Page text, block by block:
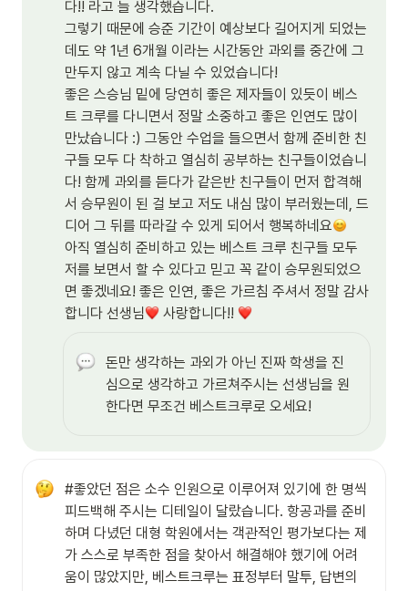
다!! 라고 늘 생각했습니다.
그렇기 때문에 승준 기간이 예상보다 길어지게 되었는
데도 약 1년 6개월 이라는 시간동안 과외를 중간에 그
만두지 않고 계속 다닐 수 있었습니다!
좋은 스승님 밑에 당연히 좋은 제자들이 있듯이 베스
트 크루를 다니면서 정말 소중하고 좋은 인연도 많이
만났습니다 :) 그동안 수업을 들으면서 함께 준비한 친
구들 모두 다 착하고 열심히 공부하는 친구들이었습니
다! 함께 과외를 듣다가 같은반 친구들이 먼저 합격해
서 승무원이 된 걸 보고 저도 내심 많이 부러웠는데, 드
디어 그 뒤를 따라갈 수 있게 되어서 행복하네요
아직 열심히 준비하고 있는 베스트 크루 친구들 모두
저를 보면서 할 수 있다고 믿고 꼭 같이 승무원되었으
면 좋겠네요! 좋은 인연, 좋은 가르침 주셔서 정말 감사
합니다 선생님
사랑합니다!!
돈만 생각하는 과외가 아닌 진짜 학생을 진
심으로 생각하고 가르쳐주시는 선생님을 원
한다면 무조건 베스트크루로 오세요!
#좋았던 점은 소수 인원으로 이루어져 있기에 한 명씩
피드백해 주시는 디테일이 달랐습니다. 항공과를 준비
하며 다녔던 대형 학원에서는 객관적인 평가보다는 제
가 스스로 부족한 점을 찾아서 해결해야 했기에 어려
움이 많았지만, 베스트크루는 표정부터 말투, 답변의